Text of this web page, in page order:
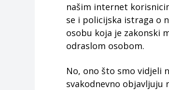
našim internet
se i policijska istraga o
osobu koja je zakonski
odraslom osobom.
No, ono što smo vidjeli
svakodnevno objavljuju